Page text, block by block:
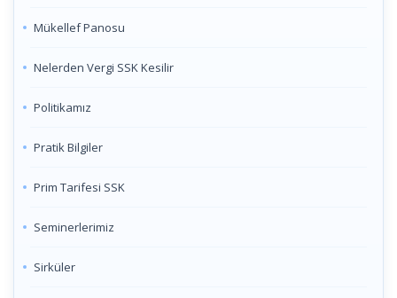
Mükellef Panosu
Nelerden Vergi SSK Kesilir
Politikamız
Pratik Bilgiler
Prim Tarifesi SSK
Seminerlerimiz
Sirküler